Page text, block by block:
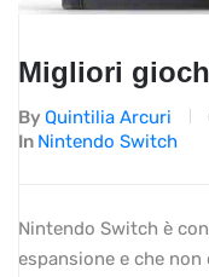
Migliori
By Quintilia Arcuri
In Nintendo Switch
Nintendo Switch è
espansione e che